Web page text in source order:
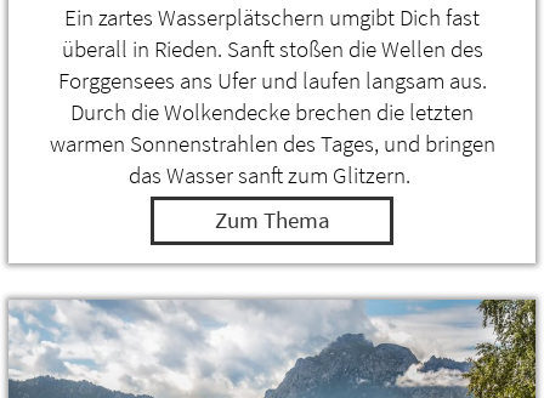
Ein zartes Wasserplätschern umgibt Dich fast
überall in Rieden. Sanft stoßen die Wellen des
Forggensees ans Ufer und laufen langsam aus.
Durch die Wolkendecke brechen die letzten
warmen Sonnenstrahlen des Tages, und bringen
das Wasser sanft zum Glitzern.
Zum Thema